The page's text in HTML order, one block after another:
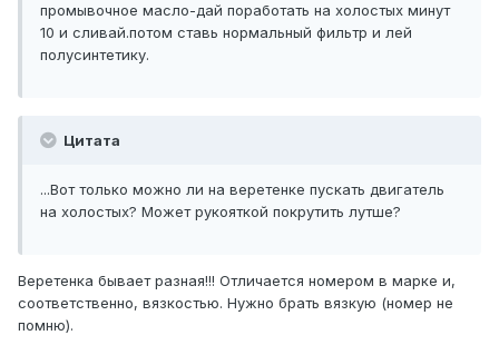
промывочное масло-дай поработать на холостых минут
10 и сливай.потом ставь нормальный фильтр и лей
полусинтетику.
Цитата
...Вот только можно ли на веретенке пускать двигатель
на холостых? Может рукояткой покрутить лутше?
Веретенка бывает разная!!! Отличается номером в марке и,
соответственно, вязкостью. Нужно брать вязкую (номер не
помню).